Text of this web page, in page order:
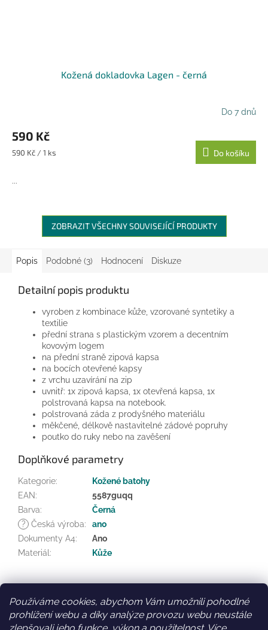
Používáme cookies, abychom Vám umožnili pohodlné
prohlížení webu a díky analýze provozu webu neustále
Kožená dokladovka Lagen - černá
Do 7 dnů
590 Kč
Měrná
590 Kč / 1 ks Do košíku
...
ZOBRAZIT VŠECHNY SOUVISEJÍCÍ PRODUKTY
Popis Podobné (3) Hodnocení Diskuze
Detailní popis produktu
vyroben z kombinace kůže, vzorované syntetiky a
textilie
přední strana s plastickým vzorem a decentním
kovovým logem
na přední straně zipová kapsa
na bocích otevřené kapsy
z vrchu uzavírání na zip
uvnitř: 1x zipová kapsa, 1x otevřená kapsa, 1x
polstrovaná kapsa na notebook.
polstrovaná záda z prodyšného materiálu
měkčené, délkově nastavitelné zádové popruhy
poutko do ruky nebo na zavěšení
Doplňkové parametry
Kategorie:
Kožené batohy
EAN:
5587guqq
Barva:
Černá
?
Česká výroba:
ano
Dokumenty A4:
Ano
Materiál : Kůže
Z
Facebook Věrnostní slevy